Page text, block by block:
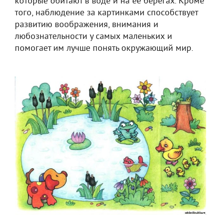
того, наблюдение за картинками способствует
развитию воображения, внимания и
любознательности у самых маленьких и
помогает им лучше понять окружающий мир.